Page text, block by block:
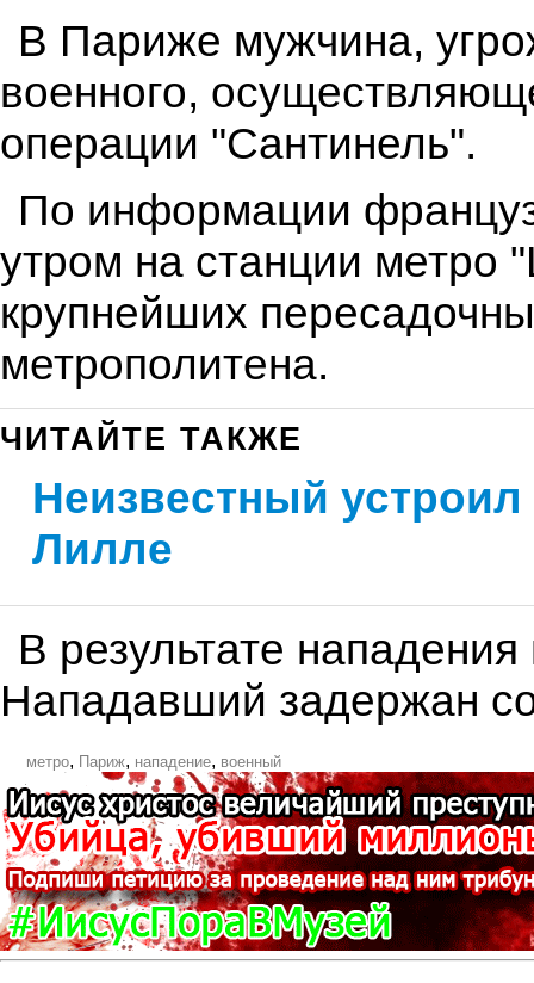
В Париже мужчина,
военного,
операции "Сантинель".
По информации
утром на станции метро
крупнейших
метрополитена.
ЧИТАЙТЕ ТАКЖЕ
Неизвестный
Лилле
В результате
Нападавший задержан
метро, Париж, нападение, военный